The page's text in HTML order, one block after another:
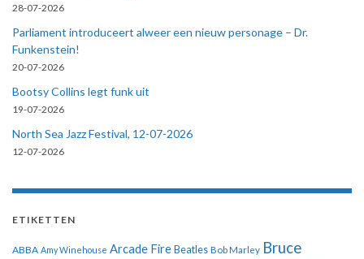
28-07-2026
Parliament introduceert alweer een nieuw personage – Dr.
Funkenstein!
20-07-2026
Bootsy Collins legt funk uit
19-07-2026
North Sea Jazz Festival, 12-07-2026
12-07-2026
ETIKETTEN
ABBA Amy Winehouse Arcade Fire Beatles Bob Marley Bruce